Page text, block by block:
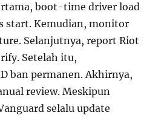
boot-time driver load
start. Kemudian, monitor
Selanjutnya, report Riot
Setelah itu,
ban permanen. Akhirnya,
review. Meskipun
selalu update